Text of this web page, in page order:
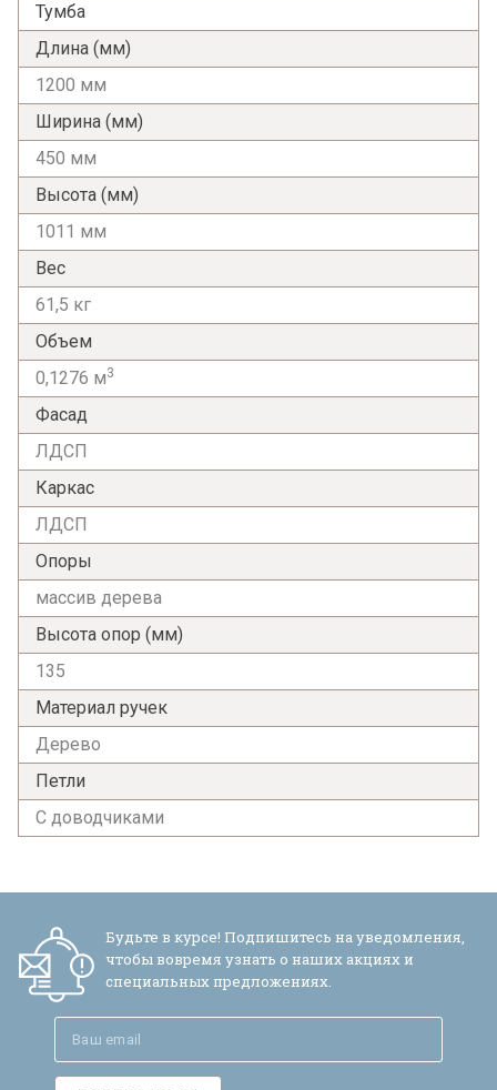
Я ознакомлен с
обработки персональных данных и
Тумба
Длина (мм)
1200 мм
Ширина (мм)
450 мм
Высота (мм)
1011 мм
Вес
61,5 кг
Объем
0,1276 м3
Фасад
ЛДСП
Каркас
ЛДСП
Опоры
массив дерева
Высота опор (мм)
135
Материал ручек
Дерево
Петли
С доводчиками
Будьте в курсе! Подпишитесь на уведомления,
чтобы вовремя узнать о наших акциях и
специальных предложениях.